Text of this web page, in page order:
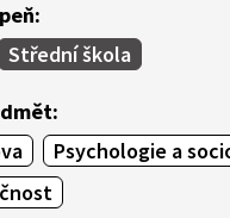
Střední škola
Psychologie a